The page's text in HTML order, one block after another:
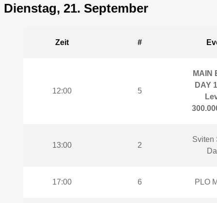
Dienstag, 21. September
Zeit #
12:00 5
MAIN
DAY
13:00 2
Sviten
17:00 6 PLO